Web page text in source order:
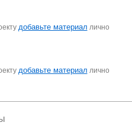
добавьте материал лично
добавьте материал лично